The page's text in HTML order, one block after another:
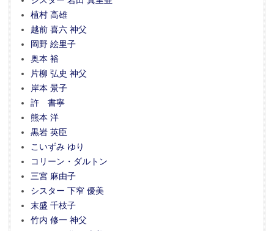
植村 高雄
越前 喜六 神父
岡野 絵里子
奥本 裕
片柳 弘史 神父
岸本 景子
許 書寧
熊本 洋
黒岩 英臣
こいずみ ゆり
コリーン・ダルトン
三宮 麻由子
シスター 下窄 優美
末盛 千枝子
竹内 修一 神父